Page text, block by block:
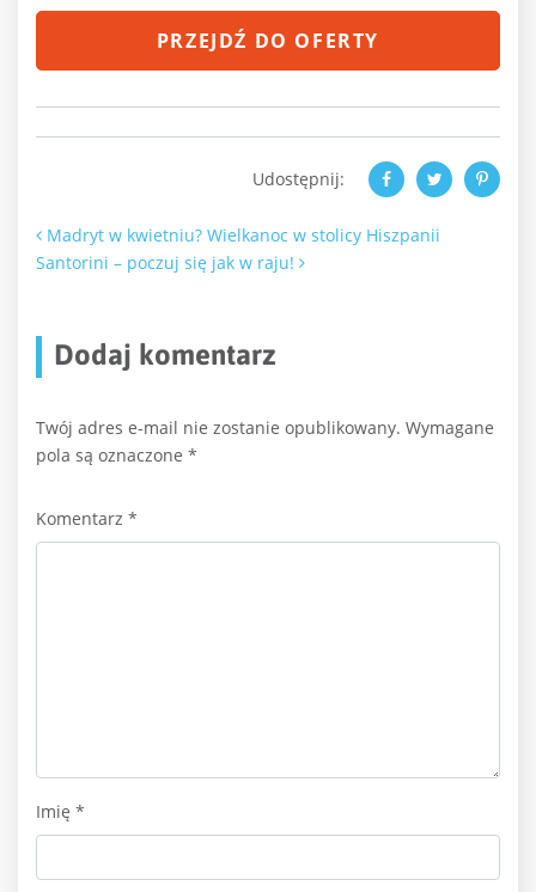
PRZEJDŹ DO OFERTY
Udostępnij:
Nawigacja po artykułach
Madryt w kwietniu? Wielkanoc w stolicy Hiszpanii
Santorini – poczuj się jak w raju!
Dodaj komentarz
Twój adres e-mail nie zostanie opublikowany. Wymagane
pola są oznaczone *
Komentarz *
Imię *